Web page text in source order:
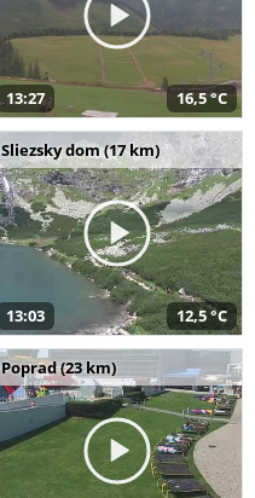
13:27 16,5 °C
Sliezsky dom (17 km)
13:03 12,5 °C
Poprad (23 km)